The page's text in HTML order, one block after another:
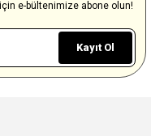
e-bültenimize abone olun!
Kayıt Ol